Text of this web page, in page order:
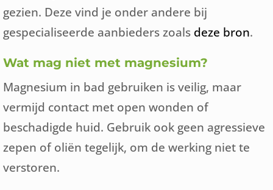
gezien. Deze vind je onder andere bij
gespecialiseerde aanbieders zoals deze bron.
Wat mag niet met magnesium?
Magnesium in bad gebruiken is veilig, maar
vermijd contact met open wonden of
beschadigde huid. Gebruik ook geen agressieve
zepen of oliën tegelijk, om de werking niet te
verstoren.